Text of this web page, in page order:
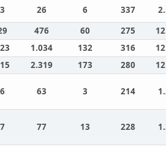
3 26 6 337
476 60 275
1.034 132 316
2.319 173 280
6 63 3 214
7 77 13 228